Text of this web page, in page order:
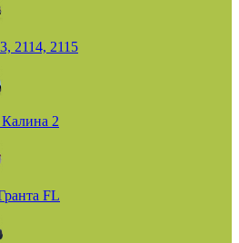
2114, 2115
2
FL